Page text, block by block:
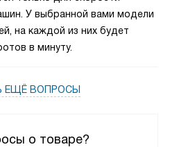
о товаре?
У выбранной вами модели
на каждой из них будет
в минуту.
ЕЩЁ ВОПРОСЫ